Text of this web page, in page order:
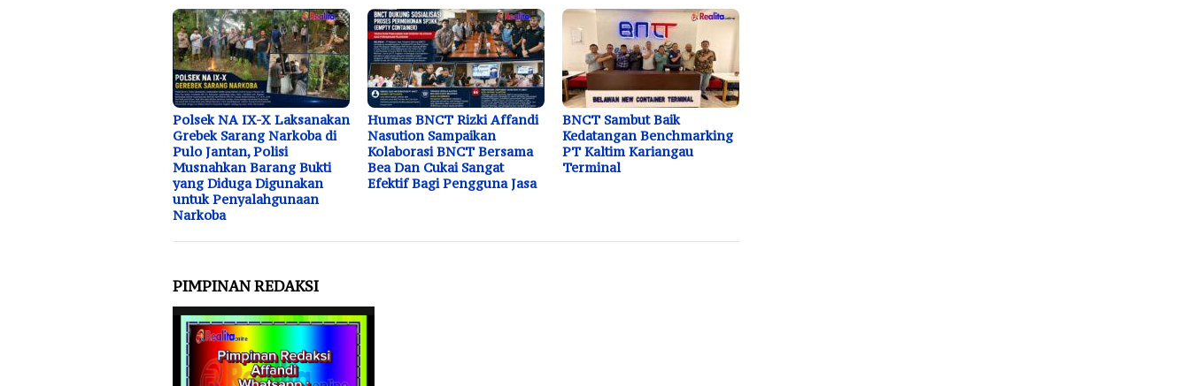
Polsek NA IX-X Laksanakan
Grebek Sarang Narkoba di
Pulo Jantan, Polisi
Musnahkan Barang Bukti
yang Diduga Digunakan
untuk Penyalahgunaan
Narkoba
Humas BNCT Rizki Affandi
Nasution Sampaikan
Kolaborasi BNCT Bersama
Bea Dan Cukai Sangat
Efektif Bagi Pengguna Jasa
BNCT Sambut Baik
Kedatangan Benchmarking
PT Kaltim Kariangau
Terminal
PIMPINAN REDAKSI